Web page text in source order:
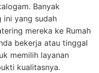
Banyak
ini yang sudah
mereka ke Rumah
bekerja atau tinggal
memilih layanan
kualitasnya.